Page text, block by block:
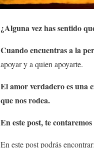
¿Alguna vez has sentido
Cuando encuentras a la
apoyar y a quien apoyarte.
El amor verdadero es una
que nos rodea.
En este post, te
En este post podrás encontrar: